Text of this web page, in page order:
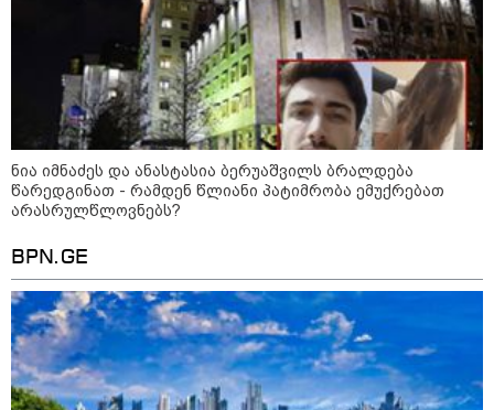
ყველაზე კარგი/ცუდი ქვეყნები
ემიგრანტებისთვის 2026 წელს
აფრიკის ქვეყნები ამერიკულ
დოლარზე უარს ამბობენ
ნია იმნაძეს და ანასტასია ბერუაშვილს ბრალდება
წარედგინათ - რამდენ წლიანი პატიმრობა ემუქრებათ
არასრულწლოვნებს?
BPN.GE